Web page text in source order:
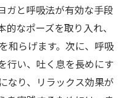
ガと呼吸法が有効な手段
なポーズを取り入れ、
和らげます。次に、呼吸
行い、吐く息を長めにす
なり、リラックス効果が